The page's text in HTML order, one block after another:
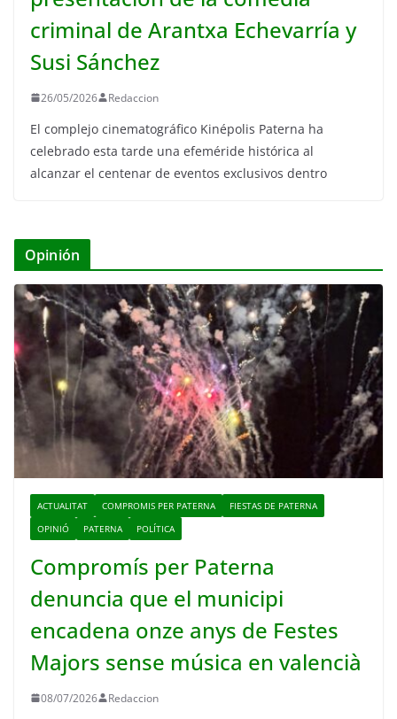
criminal de Arantxa Echevarría y
Susi Sánchez
26/05/2026 Redaccion
El complejo cinematográfico Kinépolis Paterna ha
celebrado esta tarde una efeméride histórica al
alcanzar el centenar de eventos exclusivos dentro
Opinión
ACTUALITAT COMPROMIS PER PATERNA
FIESTAS DE PATERNA
OPINIÓ
PATERNA POLÍTICA
Compromís per Paterna
denuncia que el municipi
encadena onze anys de Festes
Majors sense música en valencià
08/07/2026 Redaccion